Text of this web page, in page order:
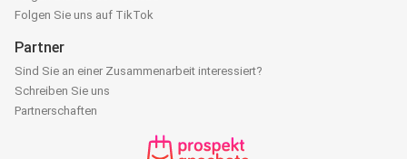
Folgen Sie uns auf TikTok
Partner
Sind Sie an einer Zusammenarbeit interessiert?
Schreiben Sie uns
Partnerschaften